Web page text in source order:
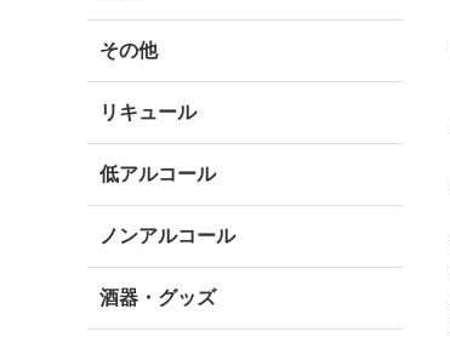
その他
リキュール
低アルコール
ノンアルコール
酒器・グッズ